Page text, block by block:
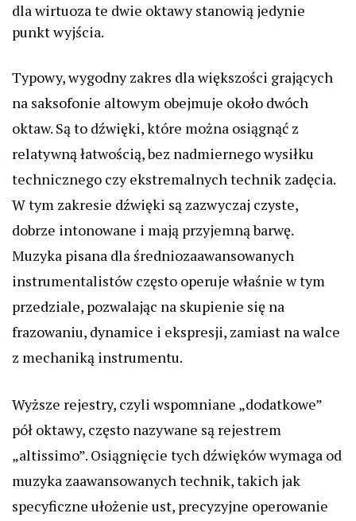
dla wirtuoza te dwie oktawy stanowią jedynie
punkt wyjścia.
Typowy, wygodny zakres dla większości grających
na saksofonie altowym obejmuje około dwóch
oktaw. Są to dźwięki, które można osiągnąć z
relatywną łatwością, bez nadmiernego wysiłku
technicznego czy ekstremalnych technik zadęcia.
W tym zakresie dźwięki są zazwyczaj czyste,
dobrze intonowane i mają przyjemną barwę.
Muzyka pisana dla średniozaawansowanych
instrumentalistów często operuje właśnie w tym
przedziale, pozwalając na skupienie się na
frazowaniu, dynamice i ekspresji, zamiast na walce
z mechaniką instrumentu.
Wyższe rejestry, czyli wspomniane „dodatkowe”
pół oktawy, często nazywane są rejestrem
„altissimo”. Osiągnięcie tych dźwięków wymaga od
muzyka zaawansowanych technik, takich jak
specyficzne ułożenie ust, precyzyjne operowanie